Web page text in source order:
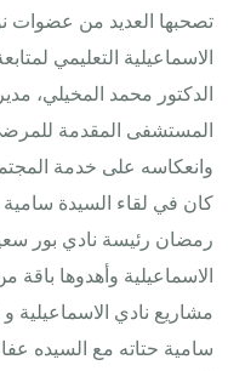
تصحبها العديد من عضوات
الاسماعيلية التعليمي
الدكتور محمد المخيلي،
المستشفى المقدمة
وانعكاسه على خدمة
كان في لقاء السيدة سامية
رمضان رئيسة نادي بور
الاسماعيلية وأهدوها
مشاريع نادي الاسماعيلية
سامية حتاته مع السيده